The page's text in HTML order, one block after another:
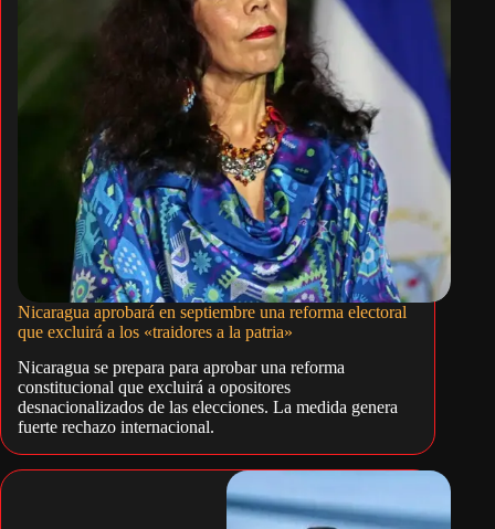
Nicaragua aprobará en septiembre una reforma electoral
que excluirá a los «traidores a la patria»
Nicaragua se prepara para aprobar una reforma
constitucional que excluirá a opositores
desnacionalizados de las elecciones. La medida genera
fuerte rechazo internacional.